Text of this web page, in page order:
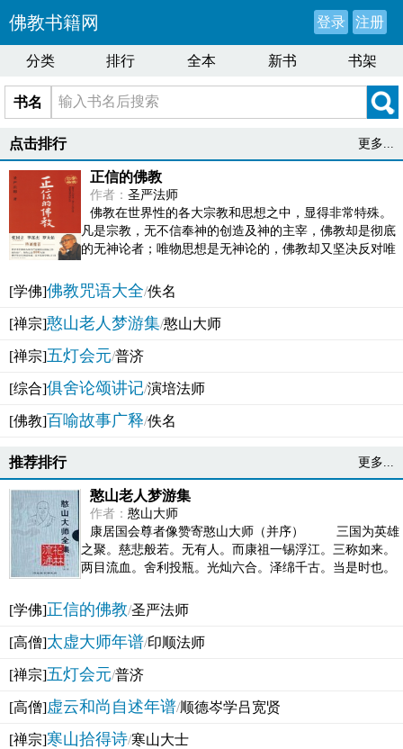
佛教书籍网 登录 注册
分类 排行 全本 新书 书架
书名
点击排行 更多...
正信的佛教
作者： 圣严法师
佛教在世界性的各大宗教和思想之中，显得非常特殊。
凡是宗教，无不信奉神的创造及神的主宰，佛教却是彻底
的无神论者；唯物思想是无神论的，佛教却又坚决反对唯
[学佛]佛教咒语大全/佚名
[禅宗]憨山老人梦游集/憨山大师
[禅宗]五灯会元/普济
[综合]俱舍论颂讲记/演培法师
[佛教]百喻故事广释/佚名
推荐排行 更多...
憨山老人梦游集
作者： 憨山大师
康居国会尊者像赞寄憨山大师（并序） 三国为英雄
之聚。慈悲般若。无有人。而康祖一锡浮江。三称如来。
两目流血。舍利投瓶。光灿六合。泽绵千古。当是时也。
[学佛]正信的佛教/圣严法师
[高僧]太虚大师年谱/印顺法师
[禅宗]五灯会元/普济
[高僧]虚云和尚自述年谱/顺德岑学吕宽贤
[禅宗]寒山拾得诗/寒山大士